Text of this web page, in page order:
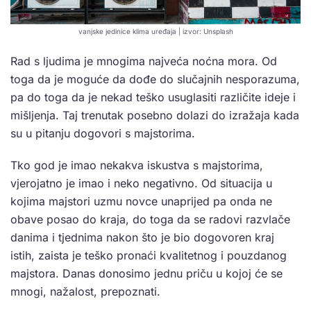
vanjske jedinice klima uređaja | izvor: Unsplash
Rad s ljudima je mnogima najveća noćna mora. Od
toga da je moguće da dođe do slučajnih nesporazuma,
pa do toga da je nekad teško usuglasiti različite ideje i
mišljenja. Taj trenutak posebno dolazi do izražaja kada
su u pitanju dogovori s majstorima.
Tko god je imao nekakva iskustva s majstorima,
vjerojatno je imao i neko negativno. Od situacija u
kojima majstori uzmu novce unaprijed pa onda ne
obave posao do kraja, do toga da se radovi razvlače
danima i tjednima nakon što je bio dogovoren kraj
istih, zaista je teško pronaći kvalitetnog i pouzdanog
majstora. Danas donosimo jednu priču u kojoj će se
mnogi, nažalost, prepoznati.